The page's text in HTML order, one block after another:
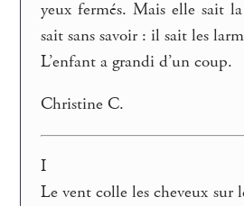
yeux fermés. Mais elle sait
sait sans savoir : il sait les
L’enfant a grandi d’un coup.
Christine C.
I
Le vent colle les cheveux sur